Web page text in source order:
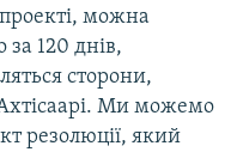
можна
120 днів,
сторони,
Ми можемо
резолюції, який